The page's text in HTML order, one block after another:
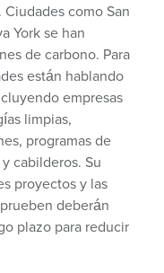
como San
York se han
de carbono. Para
están hablando
empresas
limpias,
programas de
cabilderos. Su
proyectos y las
deberán
plazo para reducir